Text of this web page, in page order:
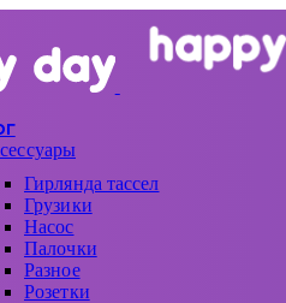
Гирлянда тассел
Грузики
Насос
Палочки
Разное
Розетки